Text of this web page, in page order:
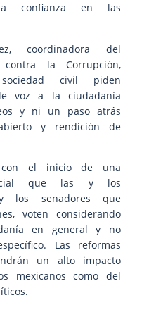
confianza en las
coordinadora del
contra la Corrupción,
civil piden
voz a la ciudadanía
y ni un paso atrás
y rendición de
el inicio de una
que las y los
los senadores que
voten considerando
en general y no
Las reformas
un alto impacto
como del